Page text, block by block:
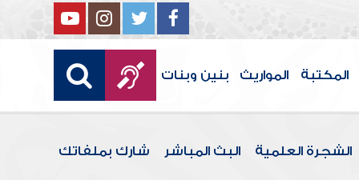
المكتبة المواريث بنين وبنات
الشجرة العلمية البث المباشر شارك بملفاتك